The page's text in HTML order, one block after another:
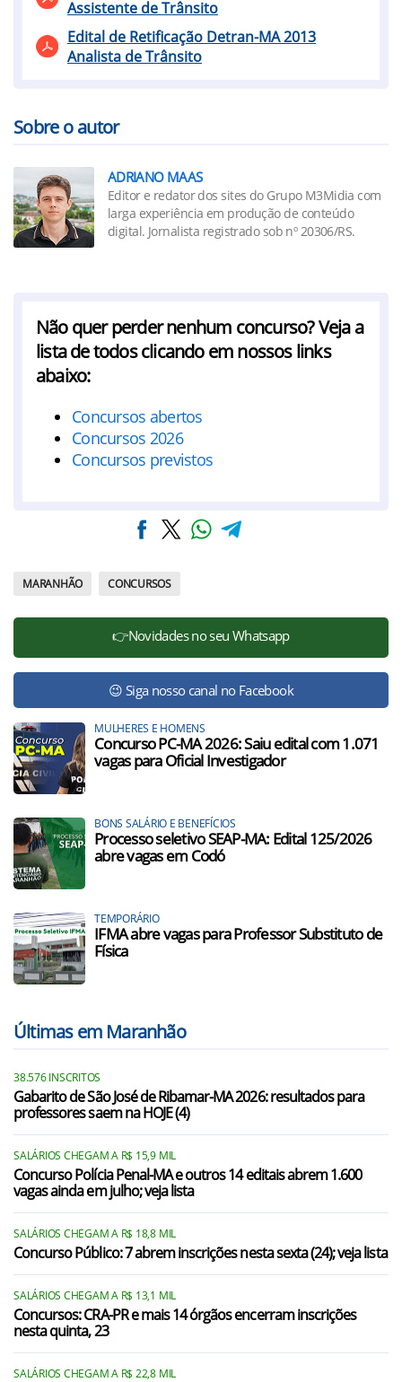
Assistente de Trânsito
Edital de Retificação Detran-MA 2013
Analista de Trânsito
Sobre o autor
ADRIANO MAAS
Editor e redator dos sites do Grupo M3Midia com
larga experiência em produção de conteúdo
digital. Jornalista registrado sob nº 20306/RS.
Não quer perder nenhum concurso? Veja a
lista de todos clicando em nossos links
abaixo:
Concursos abertos
Concursos 2026
Concursos previstos
MARANHÃO CONCURSOS
👉Novidades no seu Whatsapp
😉 Siga nosso canal no Facebook
MULHERES E HOMENS
Concurso PC-MA 2026: Saiu edital com 1.071
vagas para Oficial Investigador
BONS SALÁRIO E BENEFÍCIOS
Processo seletivo SEAP-MA: Edital 125/2026
abre vagas em Codó
TEMPORÁRIO
IFMA abre vagas para Professor Substituto de
Física
Últimas em Maranhão
38.576 INSCRITOS
Gabarito de São José de Ribamar-MA 2026: resultados para
professores saem na HOJE (4)
SALÁRIOS CHEGAM A R$ 15,9 MIL
Concurso Polícia Penal-MA e outros 14 editais abrem 1.600
vagas ainda em julho; veja lista
SALÁRIOS CHEGAM A R$ 18,8 MIL
Concurso Público: 7 abrem inscrições nesta sexta (24); veja lista
SALÁRIOS CHEGAM A R$ 13,1 MIL
Concursos: CRA-PR e mais 14 órgãos encerram inscrições
nesta quinta, 23
SALÁRIOS CHEGAM A R$ 22,8 MIL